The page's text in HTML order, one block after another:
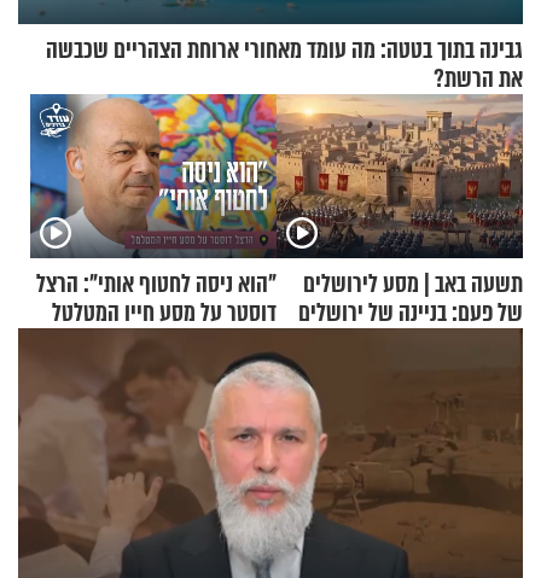
גבינה בתוך בטטה: מה עומד מאחורי ארוחת הצהריים שכבשה
את הרשת?
תשעה באב | מסע לירושלים
של פעם: בניינה של ירושלים
"הוא ניסה לחטוף אותי": הרצל
דוסטר על מסע חייו המטלטל